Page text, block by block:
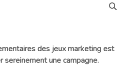
des jeux marketing est
une campagne.